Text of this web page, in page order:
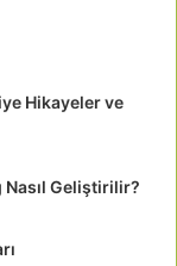
Hikayeler ve
Geliştirilir?